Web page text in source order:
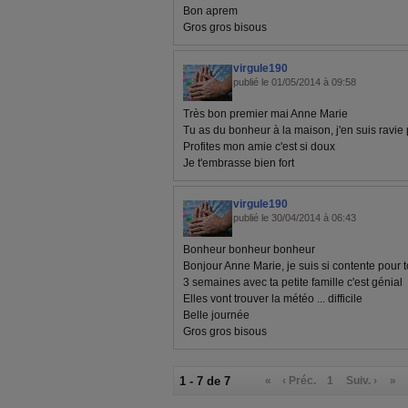
Bon aprem
Gros gros bisous
virgule190
publié le 01/05/2014 à 09:58
Très bon premier mai Anne Marie
Tu as du bonheur à la maison, j'en suis ravie
Profites mon amie c'est si doux
Je t'embrasse bien fort
virgule190
publié le 30/04/2014 à 06:43
Bonheur bonheur bonheur
Bonjour Anne Marie, je suis si contente pour
3 semaines avec ta petite famille c'est génial
Elles vont trouver la météo ... difficile
Belle journée
Gros gros bisous
1 - 7 de 7 « ‹ Préc. 1 Suiv. › »